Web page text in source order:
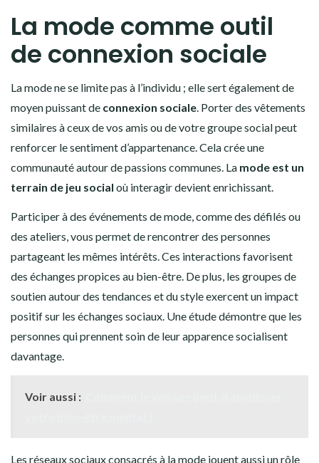
La mode comme outil
de connexion sociale
La mode ne se limite pas à l’individu ; elle sert également de
moyen puissant de connexion sociale. Porter des vêtements
similaires à ceux de vos amis ou de votre groupe social peut
renforcer le sentiment d’appartenance. Cela crée une
communauté autour de passions communes. La mode est un
terrain de jeu social où interagir devient enrichissant.
Participer à des événements de mode, comme des défilés ou
des ateliers, vous permet de rencontrer des personnes
partageant les mêmes intérêts. Ces interactions favorisent
des échanges propices au bien-être. De plus, les groupes de
soutien autour des tendances et du style exercent un impact
positif sur les échanges sociaux. Une étude démontre que les
personnes qui prennent soin de leur apparence socialisent
davantage.
Voir aussi :
Les réseaux sociaux consacrés à la mode jouent aussi un rôle